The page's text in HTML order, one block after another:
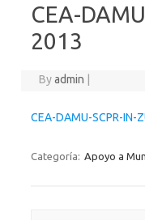
CEA-
2013
Byadmin
CEA-DAMU-SCPR-IN-
Categoría: Apoyo a